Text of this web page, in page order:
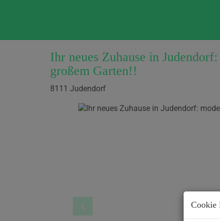
Ihr neues Zuhause in
großem Garten!!
8111 Judendorf
Cookie